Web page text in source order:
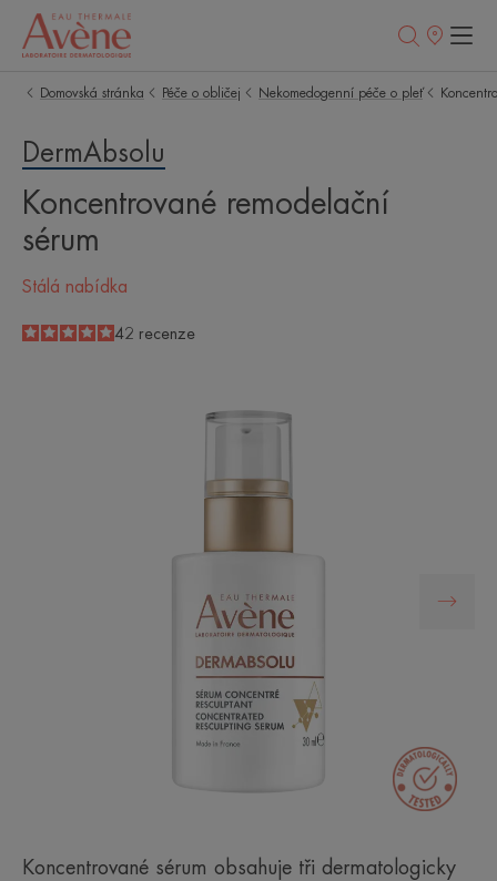
Prodejní
Domovská stránka Péče o obličej Nekomedogenní péče o pleť
DermAbsolu
Koncentrované remodelační
sérum
Stálá nabídka
5/5
42 recenze
Koncentrované sérum obsahuje tři dermatologicky